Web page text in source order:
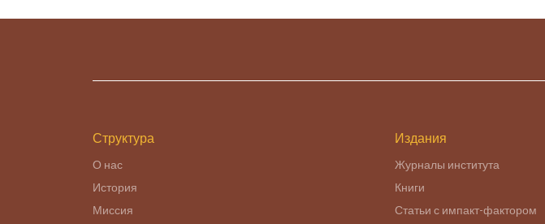
Структура
О нас
История
Миссия
Издания
Журналы института
Книги
Статьи с импакт-фактором